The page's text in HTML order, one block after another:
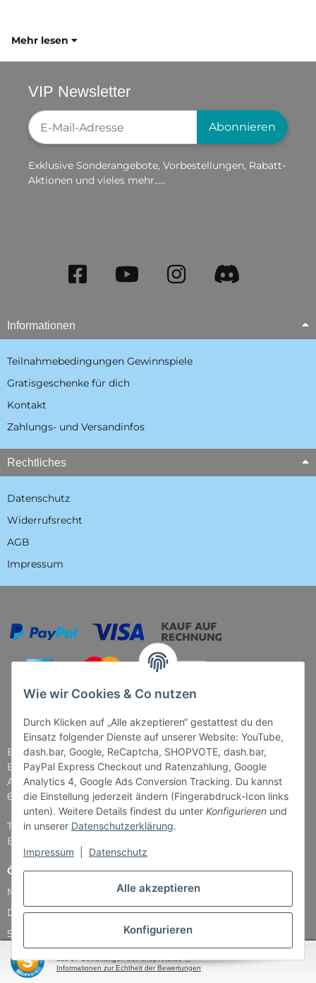
Alle akzeptieren
Konfigurieren
Wie wir Cookies & Co nutzen
Durch Klicken auf „Alle akzeptieren“ gestattest du den
Einsatz folgender Dienste auf unserer Website: YouTube,
dash.bar, Google, ReCaptcha, SHOPVOTE, dash.bar,
PayPal Express Checkout und Ratenzahlung, Google
Analytics 4, Google Ads Conversion Tracking. Du kannst
die Einstellung jederzeit ändern (Fingerabdruck-Icon links
unten). Weitere Details findest du unter Konfigurieren und
in unserer Datenschutzerklärung.
Impressum Datenschutz
Mehr lesen
VIP Newsletter
Newsletter-Registrierung
Abonnieren
Exklusive Sonderangebote, Vorbestellungen, Rabatt-
Aktionen und vieles mehr.....
Informationen
Teilnahmebedingungen Gewinnspiele
Gratisgeschenke für dich
Kontakt
Zahlungs- und Versandinfos
Rechtliches
Datenschutz
Widerrufsrecht
AGB
Impressum
Brettspiel-Paradies
Bender & Lipkowski GbR
Am Straßbach 5
61169 Friedberg
Tel: 06031 - 7907979
E-Mail: info@Brettspiel-Paradies.de
Öffnungszeiten
Montag & Mittwoch nur Versand
Dienstag, Donnerstag und Freitag: 11:00 - 18:30 Uhr
Samstag: 11:00 - 14:00 Uhr
...und natürlich während unserer Events
SEHR GUT (4.87 / 5)
aus37Bewertungen bei: shopvote.de ⓘ
Informationen zur Echtheit der Bewertungen